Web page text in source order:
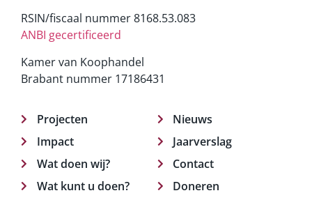
RSIN/fiscaal nummer 8168.53.083
ANBI gecertificeerd
Kamer van Koophandel
Brabant nummer 17186431
Projecten
Impact
Wat doen wij?
Wat kunt u doen?
Nieuws
Jaarverslag
Contact
Doneren